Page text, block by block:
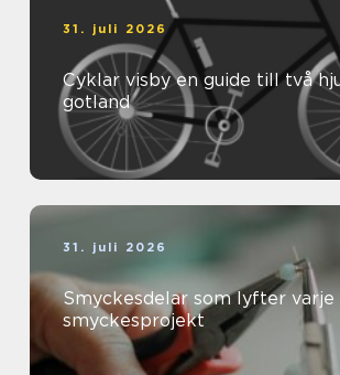
31. juli 2026
Cyklar visby en guide till två hjul på
gotland
31. juli 2026
Smyckesdelar som lyfter varje
smyckesprojekt